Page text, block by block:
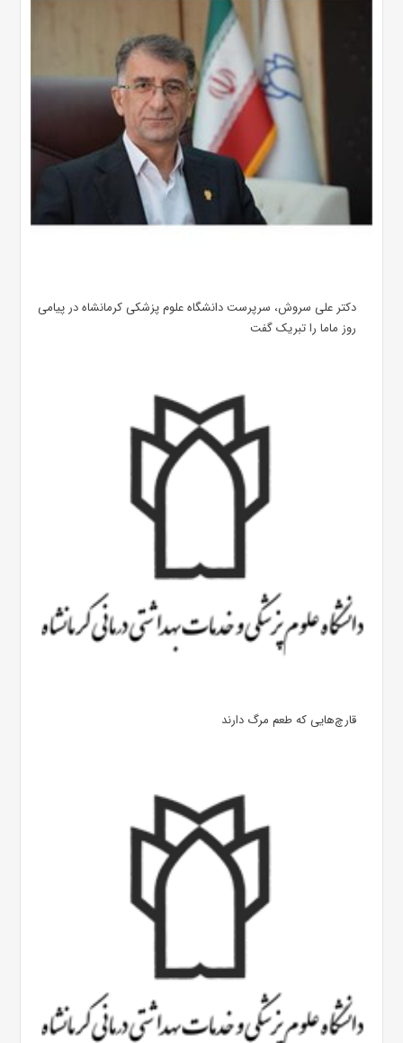
دکتر علی سروش، سرپرست دانشگاه علوم پزشکی کرمانشاه در پیامی
روز ماما را تبریک گفت
قارچ‌هایی که طعم مرگ دارند